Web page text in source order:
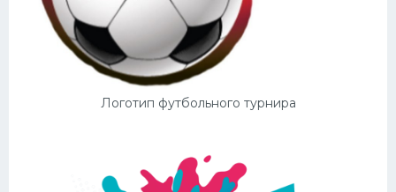
Логотип футбольного турнира